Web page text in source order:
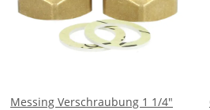
Messing Verschraubung 1 1/4"